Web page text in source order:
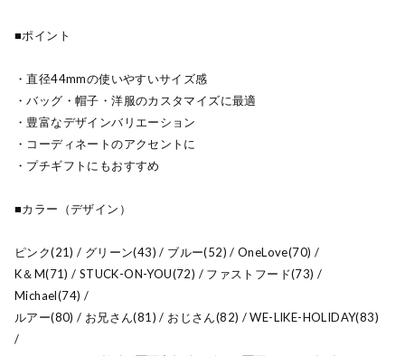
■ポイント
・直径44mmの使いやすいサイズ感
・バッグ・帽子・洋服のカスタマイズに最適
・豊富なデザインバリエーション
・コーディネートのアクセントに
・プチギフトにもおすすめ
■カラー（デザイン）
ピンク(21) / グリーン(43) / ブルー(52) / OneLove(70) /
K＆M(71) / STUCK-ON-YOU(72) / ファストフード(73) /
Michael(74) /
ルアー(80) / お兄さん(81) / おじさん(82) / WE-LIKE-HOLIDAY(83)
/